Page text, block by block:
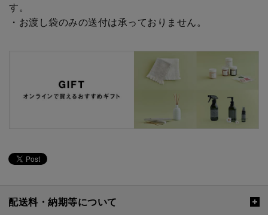
す。
・お渡し袋のみの送付は承っておりません。
配送料・納期等について